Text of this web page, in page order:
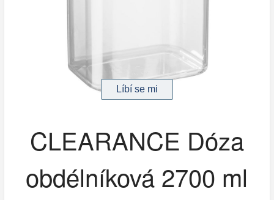
CLEARANCE Dóza
obdélníková 2700 ml